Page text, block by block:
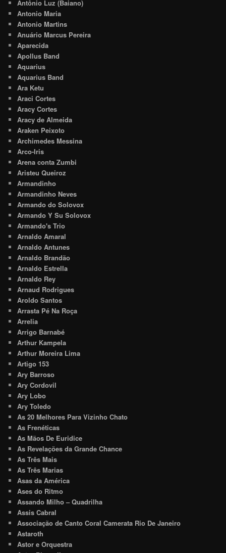
Antônio Luz (Baiano)
Antonio Maria
Antonio Martins
Anuário Marcus Pereira
Aparecida
Apollus Band
Aquarius
Aquarius Band
Ara Ketu
Araci Cortes
Aracy Cortes
Aracy de Almeida
Araken Peixoto
Archimedes Messina
Arco-Iris
Arena conta Zumbi
Aristeu Queiroz
Armandinho
Armandinho Neves
Armando do Solovox
Armando Y Su Solovox
Armando's Trio
Arnaldo Amaral
Arnaldo Antunes
Arnaldo Brandão
Arnaldo Estrella
Arnaldo Rey
Arnaud Rodrigues
Aroldo Santos
Arrasta Pé Na Roça
Arrelia
Arrigo Barnabé
Arthur Kampela
Arthur Moreira Lima
Artigo 153
Ary Barroso
Ary Cordovil
Ary Lobo
Ary Toledo
As 20 Melhores Para Vizinho Chato
As Frenéticas
As Mãos De Euridice
As Revelações da Grande Chance
As Três Mais
As Três Marias
Asas da América
Ases do Ritmo
Assando Milho – Quadrilha
Assis Cabral
Associação de Canto Coral Camerata Rio De Janeiro
Astaroth
Astor e Orquestra